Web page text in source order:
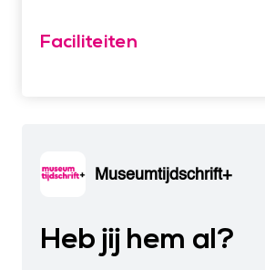
Faciliteiten
Museumtijdschrift+
Heb jij hem al?